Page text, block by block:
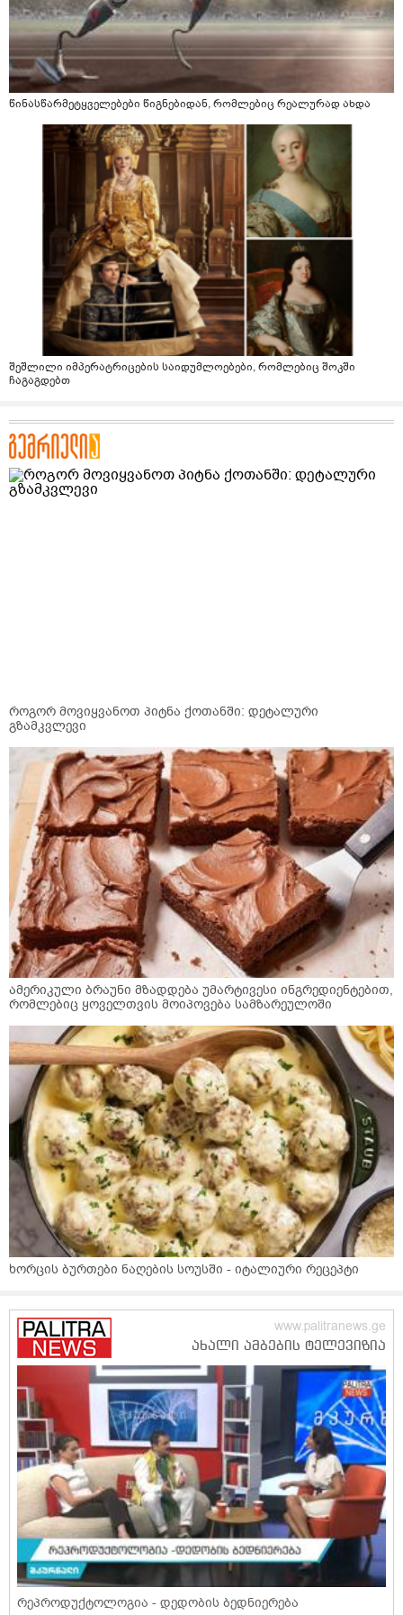
წინასწარმეტყველებები წიგნებიდან, რომლებიც რეალურად ახდა
შეშლილი იმპერატრიცების საიდუმლოებები, რომლებიც შოკში
ჩაგაგდებთ
როგორ მოვიყვანოთ პიტნა ქოთანში: დეტალური
გზამკვლევი
ამერიკული ბრაუნი მზადდება უმარტივესი ინგრედიენტებით,
რომლებიც ყოველთვის მოიპოვება სამზარეულოში
ხორცის ბურთები ნაღების სოუსში - იტალიური რეცეპტი
რეპროდუქტოლოგია - დედობის ბედნიერება